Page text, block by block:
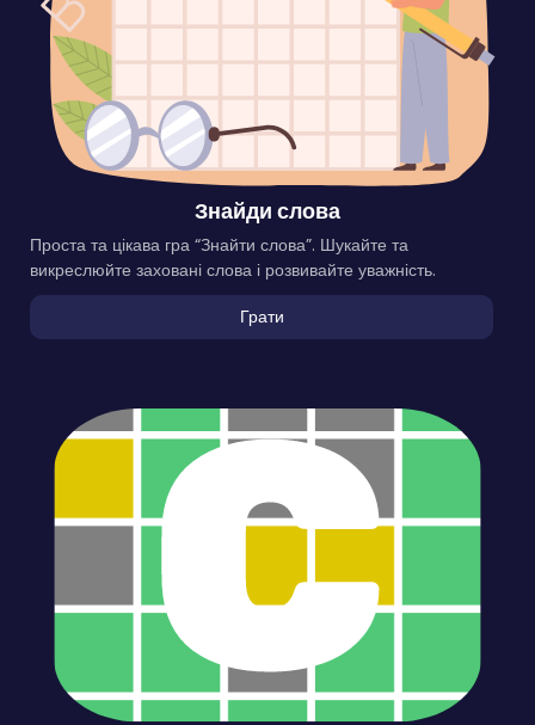
Знайди слова
Проста та цікава гра “Знайти слова”. Шукайте та
викреслюйте заховані слова і розвивайте уважність.
Грати